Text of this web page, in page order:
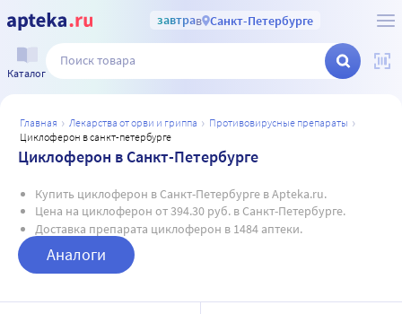
завтрав Санкт-Петербурге
Каталог
главная лекарства от орви и гриппа
противовирусные препараты
циклоферон в санкт-петербурге
Циклоферон в Санкт-Петербурге
Купить циклоферон в Санкт-Петербурге в Apteka.ru.
Цена на циклоферон от 394.30 руб. в Санкт-Петербурге.
Доставка препарата циклоферон в 1484 аптеки.
Аналоги